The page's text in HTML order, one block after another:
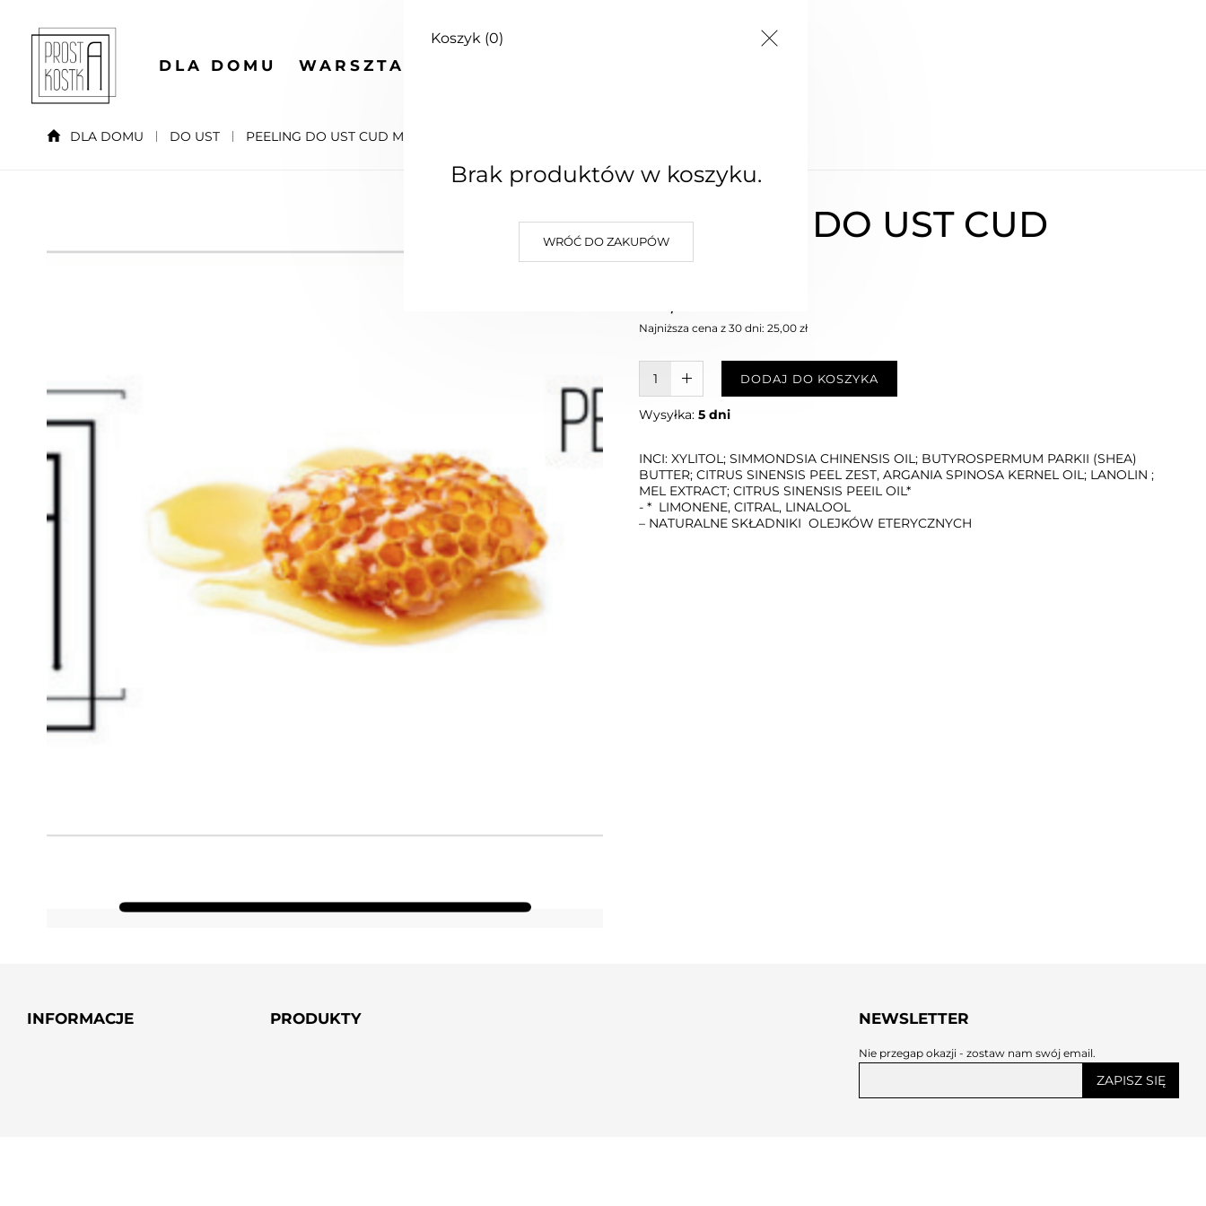
DLA DOMU WARSZTATY
Koszyk (0)
Brak produktów w koszyku.
WRÓĆ DO ZAKUPÓW
DLA DOMU DO UST PEELING DO UST CUD MIÓD
PEELING DO UST CUD
MIÓD
Najniższa cena z 30 dni: 25,00 zł
W KOSZYKU :)DODAJ DO KOSZYKA
Wysyłka: 5 dni
INCI: XYLITOL; SIMMONDSIA CHINENSIS OIL; BUTYROSPERMUM PARKII (SHEA)
BUTTER; CITRUS SINENSIS PEEL ZEST, ARGANIA SPINOSA KERNEL OIL; LANOLIN ;
MEL EXTRACT; CITRUS SINENSIS PEEIL OIL*
- * LIMONENE, CITRAL, LINALOOL
– NATURALNE SKŁADNIKI OLEJKÓW ETERYCZNYCH
INFORMACJE PRODUKTY NEWSLETTER
Nie przegap okazji - zostaw nam swój email.
ZAPISZ SIĘ